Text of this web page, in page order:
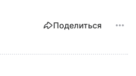
Поделиться